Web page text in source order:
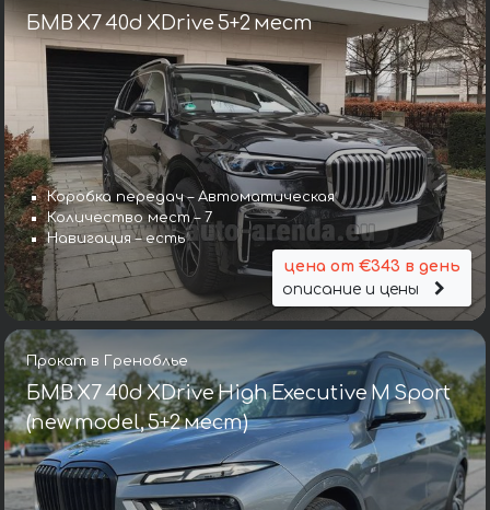
БМВ X7 40d XDrive 5+2 мест
Коробка передач – Автоматическая
Количество мест – 7
Навигация – есть
цена от €343 в день
описание и цены
Прокат в Греноблье
БМВ X7 40d XDrive High Executive M Sport
(new model, 5+2 мест)